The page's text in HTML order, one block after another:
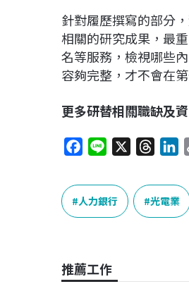
針對履歷撰寫的部分
相關的研究成果，最
名等服務，檢視哪些
容夠完整，才不會在
更多研替相關職缺及
c
e
b
k
n
e
r
e
a
n
k
e
人力銀行 光電業
推薦工作